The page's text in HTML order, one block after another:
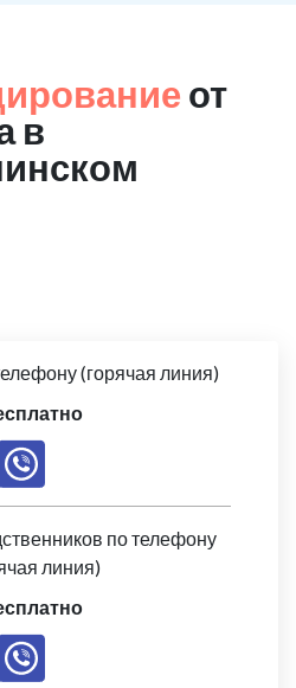
от
в
(горячая линия)
по телефону
линия)